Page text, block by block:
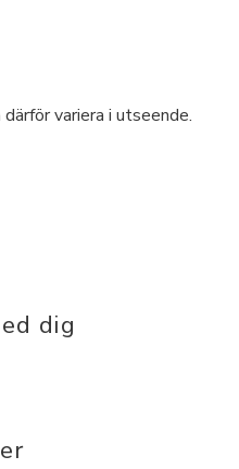
variera i utseende.
dig